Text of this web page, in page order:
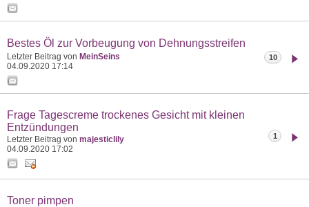
Bestes Öl zur Vorbeugung von Dehnungsstreifen
Letzter Beitrag von MeinSeins
04.09.2020 17:14
10
Frage Tagescreme trockenes Gesicht mit kleinen
Entzündungen
Letzter Beitrag von majesticlily
04.09.2020 17:02
1
Toner pimpen